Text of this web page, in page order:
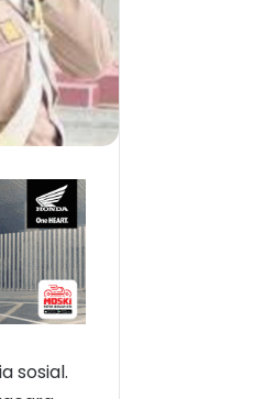
sosial.